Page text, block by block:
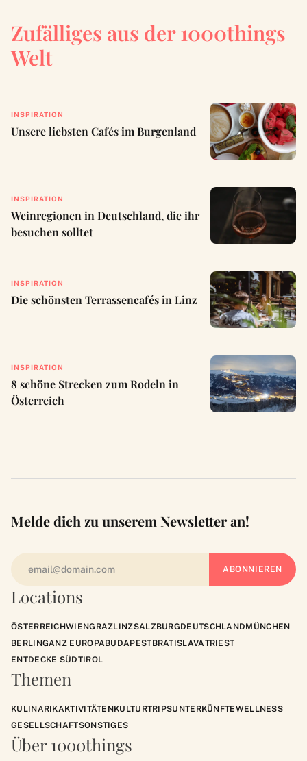
Zufälliges aus der 1000things
Welt
INSPIRATION
Unsere liebsten Cafés im Burgenland
INSPIRATION
Weinregionen in Deutschland, die ihr
besuchen solltet
INSPIRATION
Die schönsten Terrassencafés in Linz
INSPIRATION
8 schöne Strecken zum Rodeln in
Österreich
Locations
ÖSTERREICHWIENGRAZLINZSALZBURGDEUTSCHLANDMÜNCHEN
BERLINGANZ EUROPABUDAPESTBRATISLAVATRIEST
ENTDECKE SÜDTIROL
Themen
KULINARIKAKTIVITÄTENKULTURTRIPSUNTERKÜNFTEWELLNESS
GESELLSCHAFTSONSTIGES
Über 1000things
Melde dich zu unserem Newsletter an!